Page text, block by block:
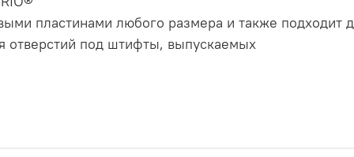
пластинами любого размера и также подходит
отверстий под штифты, выпускаемых